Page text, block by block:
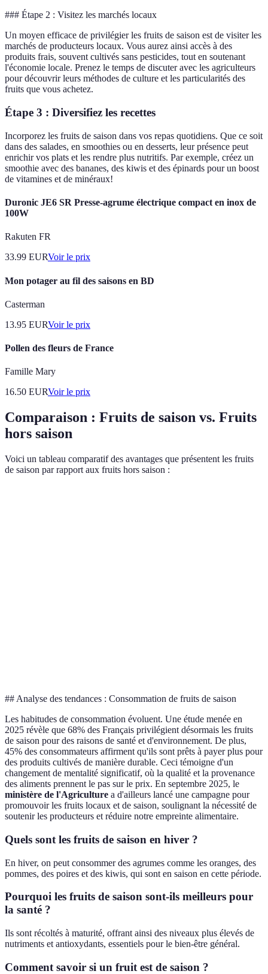
### Étape 2 : Visitez les marchés locaux
Un moyen efficace de privilégier les fruits de saison est de visiter les
marchés de producteurs locaux. Vous aurez ainsi accès à des
produits frais, souvent cultivés sans pesticides, tout en soutenant
l'économie locale. Prenez le temps de discuter avec les agriculteurs
pour découvrir leurs méthodes de culture et les particularités des
fruits que vous achetez.
Étape 3 : Diversifiez les recettes
Incorporez les fruits de saison dans vos repas quotidiens. Que ce soit
dans des salades, en smoothies ou en desserts, leur présence peut
enrichir vos plats et les rendre plus nutritifs. Par exemple, créez un
smoothie avec des bananes, des kiwis et des épinards pour un boost
de vitamines et de minéraux!
Duronic JE6 SR Presse-agrume électrique compact en inox de
100W
Rakuten FR
33.99 EURVoir le prix
Mon potager au fil des saisons en BD
Casterman
13.95 EURVoir le prix
Pollen des fleurs de France
Famille Mary
16.50 EURVoir le prix
Comparaison : Fruits de saison vs. Fruits
hors saison
Voici un tableau comparatif des avantages que présentent les fruits
de saison par rapport aux fruits hors saison :
## Analyse des tendances : Consommation de fruits de saison
Les habitudes de consommation évoluent. Une étude menée en
2025 révèle que 68% des Français privilégient désormais les fruits
de saison pour des raisons de santé et d'environnement. De plus,
45% des consommateurs affirment qu'ils sont prêts à payer plus pour
des produits cultivés de manière durable. Ceci témoigne d'un
changement de mentalité significatif, où la qualité et la provenance
des aliments prennent le pas sur le prix. En septembre 2025, le
ministère de l'Agriculture a d'ailleurs lancé une campagne pour
promouvoir les fruits locaux et de saison, soulignant la nécessité de
soutenir les producteurs et réduire notre empreinte alimentaire.
Quels sont les fruits de saison en hiver ?
En hiver, on peut consommer des agrumes comme les oranges, des
pommes, des poires et des kiwis, qui sont en saison en cette période.
Pourquoi les fruits de saison sont-ils meilleurs pour
la santé ?
Ils sont récoltés à maturité, offrant ainsi des niveaux plus élevés de
nutriments et antioxydants, essentiels pour le bien-être général.
Comment savoir si un fruit est de saison ?